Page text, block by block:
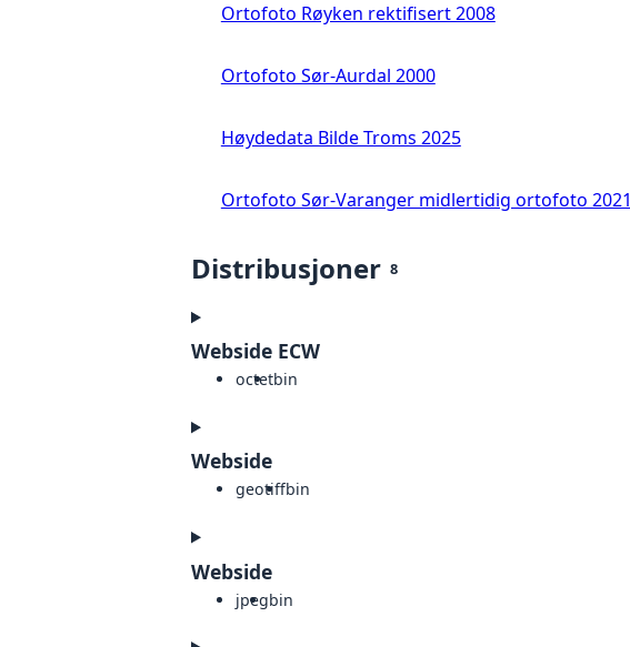
Ortofoto Røyken rektifisert 2008
Ortofoto Sør-Aurdal 2000
Høydedata Bilde Troms 2025
Ortofoto Sør-Varanger midlertidig ortofoto 2021
Distribusjoner 8
Webside ECW
octetbin
Webside
geotiffbin
Webside
jpegbin